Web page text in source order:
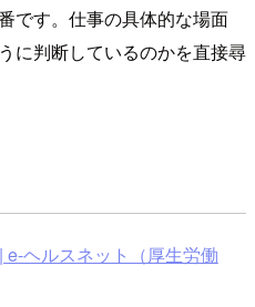
です。仕事の具体的な場面
に判断しているのかを直接尋
ヘルスネット（厚生労働